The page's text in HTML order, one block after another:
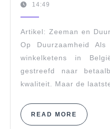
14:49
Artikel: Zeeman en
Op Duurzaamheid
winkelketens in
gestreefd naar
kwaliteit. Maar de
READ MORE READ
MORE